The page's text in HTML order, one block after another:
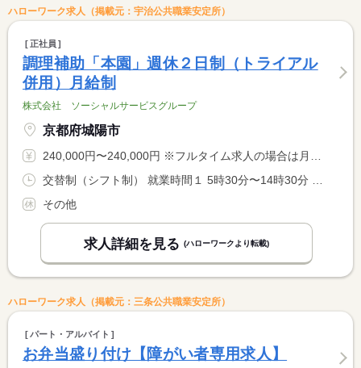
ハローワーク求人（掲載元：宇治公共職業安定所）
正社員
調理補助「本園」週休２日制（トライアル
併用）月給制
株式会社 ソーシャルサービスグループ
京都府城陽市
240,000円〜240,000円 ※フルタイム求人の場合は月額（換算額）、パート求人の場合は時間額を表示しています。
交替制（シフト制） 就業時間１ 5時30分〜14時30分 就業時間２ 8時00分〜17時00分 就業時間３ 11時00分〜20時00分 又は 5時30分〜20時00分の時間の間の8時間
その他
求人詳細を見る (ハローワークより転載)
ハローワーク求人（掲載元：三条公共職業安定所）
パート・アルバイト
お弁当盛り付け【障がい者専用求人】